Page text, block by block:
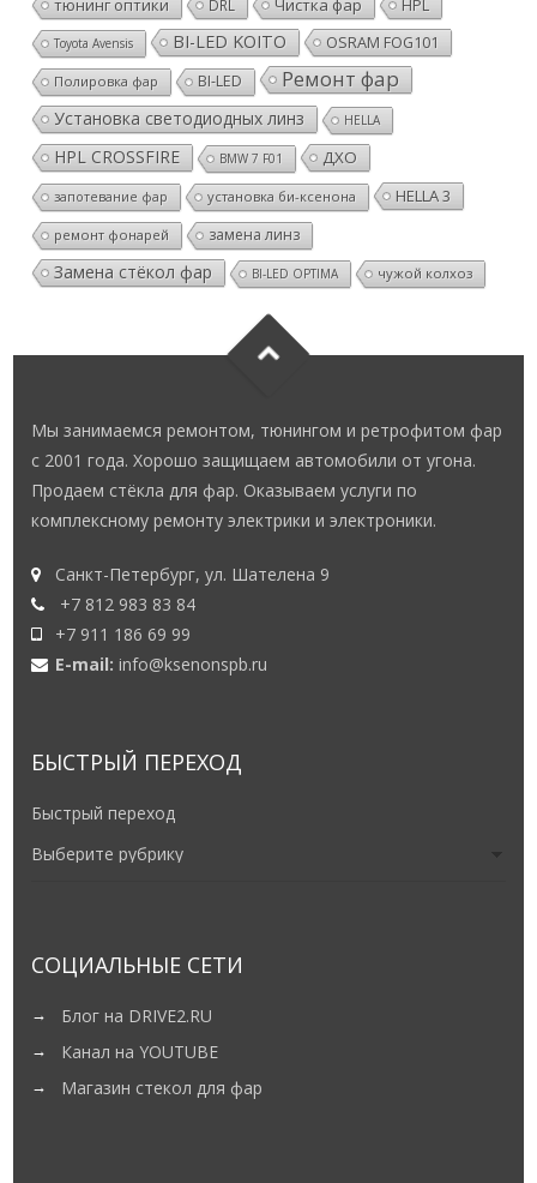
Toyota Avensis BI-LED KOITO OSRAM FOG101
Полировка фар BI-LED Ремонт фар
Установка светодиодных линз HELLA
HPL CROSSFIRE BMW 7 F01 ДХО
запотевание фар установка би-ксенона
ремонт фонарей замена линз
Замена стёкол фар BI-LED OPTIMA
с 2001 года. Хорошо защищаем автомобили от угона.
Продаем стёкла для фар. Оказываем услуги по
комплексному ремонту электрики и электроники.
+7 812 983 83 84
+7 911 186 69 99
E-mail:info@ksenonspb.ru
Канал на YOUTUBE
Магазин стекол для фар